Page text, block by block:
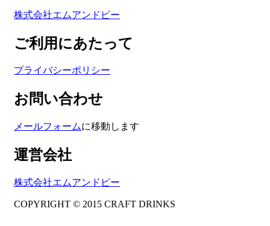
株式会社エムアンドピー
ご利用にあたって
プライバシーポリシー
お問い合わせ
メールフォームに移動します
運営会社
株式会社エムアンドピー
COPYRIGHT © 2015 CRAFT DRINKS